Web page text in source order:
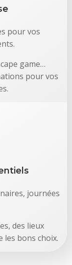
pour vos
game…
pour vos
journées
des lieux
les bons choix.